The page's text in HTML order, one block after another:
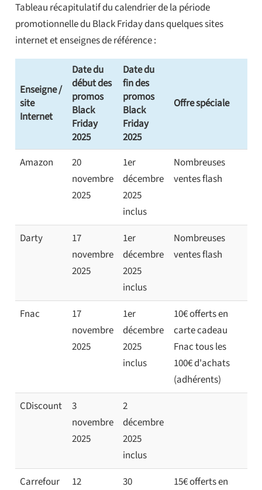
Tableau récapitulatif du calendrier de la période
promotionnelle du Black Friday dans quelques sites
internet et enseignes de référence :
Enseigne /
site
Internet
Date du
début des
promos
Black
Friday
2025
Date du
fin des
promos
Black
Friday
2025
Offre spéciale
Amazon
20
novembre
2025
1er
décembre
2025
inclus
Nombreuses
ventes flash
Darty
17
novembre
2025
1er
décembre
2025
inclus
Nombreuses
ventes flash
Fnac
17
novembre
2025
1er
décembre
2025
inclus
10€ offerts en
carte cadeau
Fnac tous les
100€ d'achats
(adhérents)
CDiscount
3
novembre
2025
2
décembre
2025
inclus
Carrefour
12
30
15€ offerts en